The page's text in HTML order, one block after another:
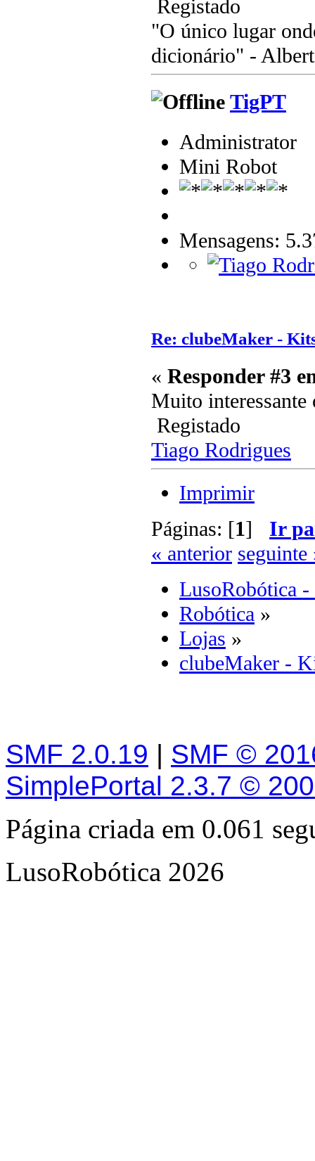
Registado
"O único lugar
dicionário" -
TigPT
Administrator
Mini Robot
Mensagens:
Re: clubeMaker -
« Responder #3
Muito interessante
Registado
Tiago Rodrigues
Imprimir
Páginas: [1] Ir
« anterior seguinte
LusoRobótica -
Robótica »
Lojas »
clubeMaker -
SMF 2.0.19 | SMF ©
SimplePortal 2.3.7 ©
Página criada em 0.061
LusoRobótica 2026